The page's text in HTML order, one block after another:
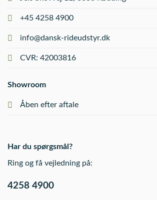
+45 4258 4900
info@dansk-rideudstyr.dk
CVR: 42003816
Showroom
Åben efter aftale
Har du spørgsmål?
Ring og få vejledning på:
4258 4900